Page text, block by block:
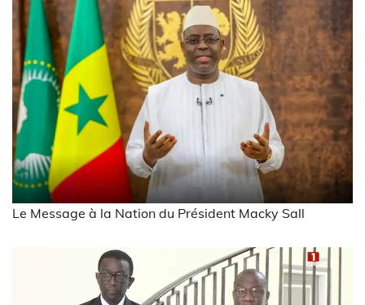
Le Message à la Nation du Président Macky Sall